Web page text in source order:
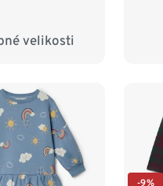
velikosti
98/104
-9%